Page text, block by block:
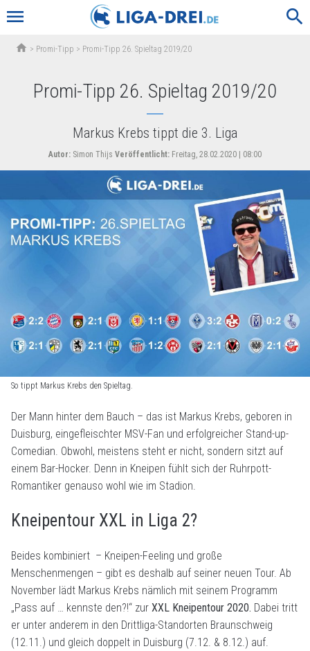
menu search
home > Promi-Tipp > Promi-Tipp 26. Spieltag 2019/20
Promi-Tipp 26. Spieltag 2019/20
Markus Krebs tippt die 3. Liga
Autor: Simon Thijs Veröffentlicht: Freitag, 28.02.2020 | 08:00
So tippt Markus Krebs den Spieltag.
Der Mann hinter dem Bauch – das ist Markus Krebs, geboren in
Duisburg, eingefleischter MSV-Fan und erfolgreicher Stand-up-
Comedian. Obwohl, meistens steht er nicht, sondern sitzt auf
einem Bar-Hocker. Denn in Kneipen fühlt sich der Ruhrpott-
Romantiker genauso wohl wie im Stadion.
Kneipentour XXL in Liga 2?
Beides kombiniert – Kneipen-Feeling und große
Menschenmengen – gibt es deshalb auf seiner neuen Tour. Ab
November lädt Markus Krebs nämlich mit seinem Programm
„Pass auf … kennste den?!“ zur XXL Kneipentour 2020. Dabei tritt
er unter anderem in den Drittliga-Standorten Braunschweig
(12.11.) und gleich doppelt in Duisburg (7.12. & 8.12.) auf.